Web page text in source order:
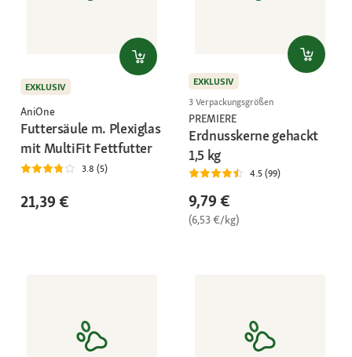
EXKLUSIV
AniOne
Futtersäule m. Plexiglas
mit MultiFit Fettfutter
3.8 (5)
21,39 €
EXKLUSIV
3 Verpackungsgrößen
PREMIERE
Erdnusskerne gehackt
1,5 kg
4.5 (99)
9,79 €
(6,53 €/kg)